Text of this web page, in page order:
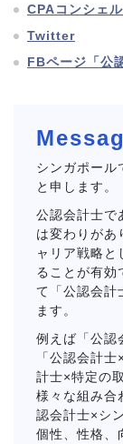
CPAコンシェ
Twitter
FBページ「公
シンガポール
と申します。
公認会計士で
は変わりがあ
ャリア戦略と
ることが有効
て「公認会計
ます。
例えば「公認
「公認会計
計士×特定の
様々な組み合
認会計士×シ
個性、性格、